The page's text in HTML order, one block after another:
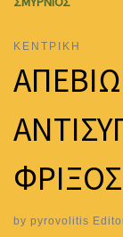
ΚΕΝΤΡΙΚΗ
by pyrovolitis